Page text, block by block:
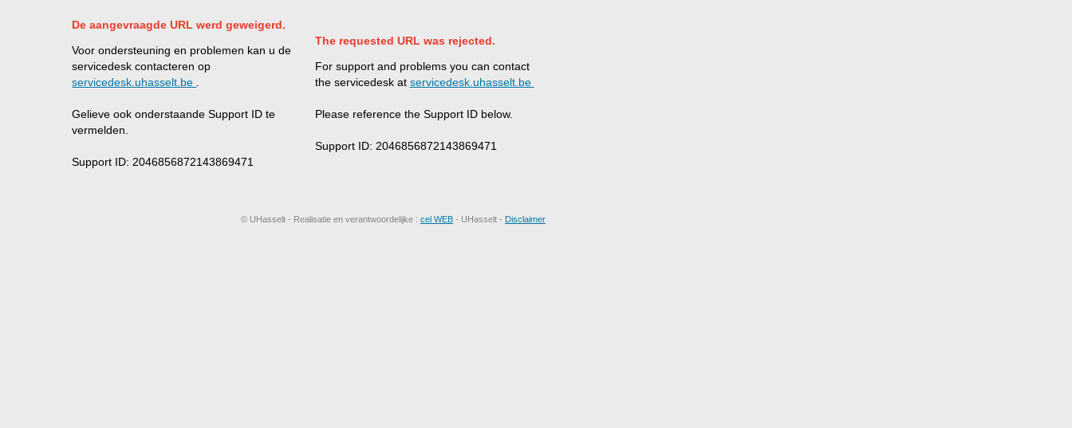
De aangevraagde URL werd geweigerd.
Voor ondersteuning en problemen kan u de
servicedesk contacteren op
servicedesk.uhasselt.be .
Gelieve ook onderstaande Support ID te
vermelden.
Support ID: 2046856872143869471
The requested URL was rejected.
For support and problems you can contact
the servicedesk at servicedesk.uhasselt.be
Please reference the Support ID below.
Support ID: 2046856872143869471
© UHasselt - Realisatie en verantwoordelijke : cel WEB- UHasselt - Disclaimer